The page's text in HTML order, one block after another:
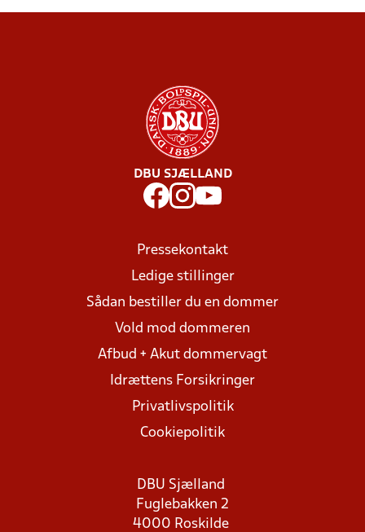
DBU SJÆLLAND
Pressekontakt
Ledige stillinger
Sådan bestiller du en dommer
Vold mod dommeren
Afbud + Akut dommervagt
Idrættens Forsikringer
Privatlivspolitik
Cookiepolitik
DBU Sjælland
Fuglebakken 2
4000 Roskilde